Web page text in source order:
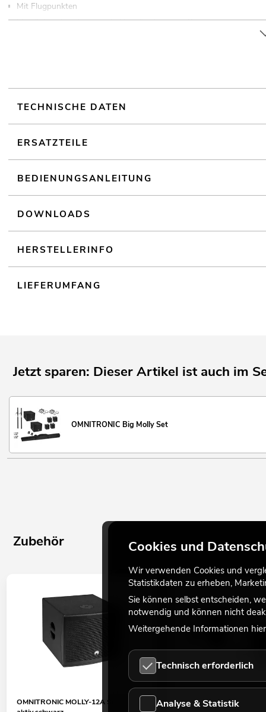
Mit Flugpunkten
Metallgitter in schwarz mit Akustikschaumstoff
TECHNISCHE DATEN
ERSATZTEILE
BEDIENUNGSANLEITUNG
DOWNLOADS
HERSTELLERINFO
LIEFERUMFANG
Jetzt sparen: Dieser Artikel ist auch im
OMNITRONIC Big Molly Set
Zubehör
OMNITRONIC MOLLY-12A Subwoofer
OMNITRONIC BOB-4
Cookies und
Wir verwenden Cookies und
Statistikdaten zu erheben,
Sie können selbst entscheiden,
notwendig und können nicht
Weitergehende Informationen
Technisch erforderlich
Analyse & Statistik